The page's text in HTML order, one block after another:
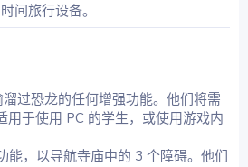
间旅行设备。
过恐龙的任何增强功能。他们将需
于使用 PC 的学生，或使用游戏内
能，以导航寺庙中的 3 个障碍。他们